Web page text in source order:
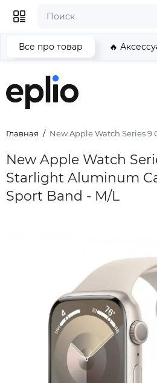
Главная New Apple Watch Series
New Apple Watch
Starlight Aluminum
Sport Band - M/L
Все про товар 🔥